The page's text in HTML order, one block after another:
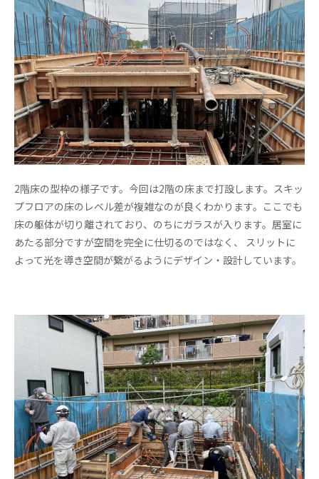
2階床の型枠の様子です。今回は2階の床まで打設します。スキッ
プフロアの床のレベル差が複雑なのが良くわかります。ここでも
床の躯体が切り離されており、のちにガラスが入ります。居室に
あたる部分ですが空間を完全に仕切るのではなく、 スリットに
よって光を導き空間が繋がるようにデザイン・設計しています。